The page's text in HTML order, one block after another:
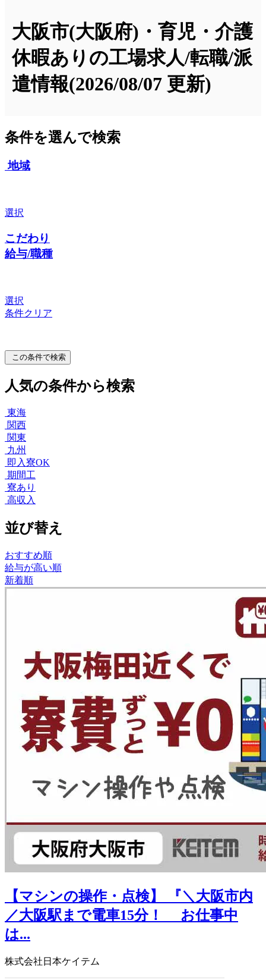
大阪市(大阪府)・育児・介護
休暇ありの工場求人/転職/派
遣情報(2026/08/07 更新)
条件を選んで検索
地域
選択
こだわり
給与/職種
選択
条件クリア
この条件で検索
人気の条件から検索
東海
関西
関東
九州
即入寮OK
期間工
寮あり
高収入
並び替え
おすすめ順
給与が高い順
新着順
【マシンの操作・点検】 『＼大阪市内
／大阪駅まで電車15分！ お仕事中
は...
株式会社日本ケイテム